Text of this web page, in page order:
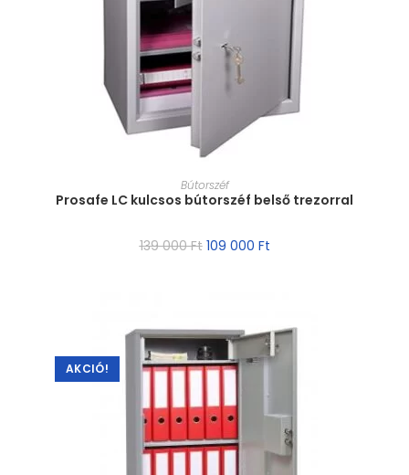
MÉRET VÁLASZTÁSA
Bútorszéf
Prosafe LC kulcsos bútorszéf belső trezorral
139 000Ft 109 000 Ft
AKCIÓ!